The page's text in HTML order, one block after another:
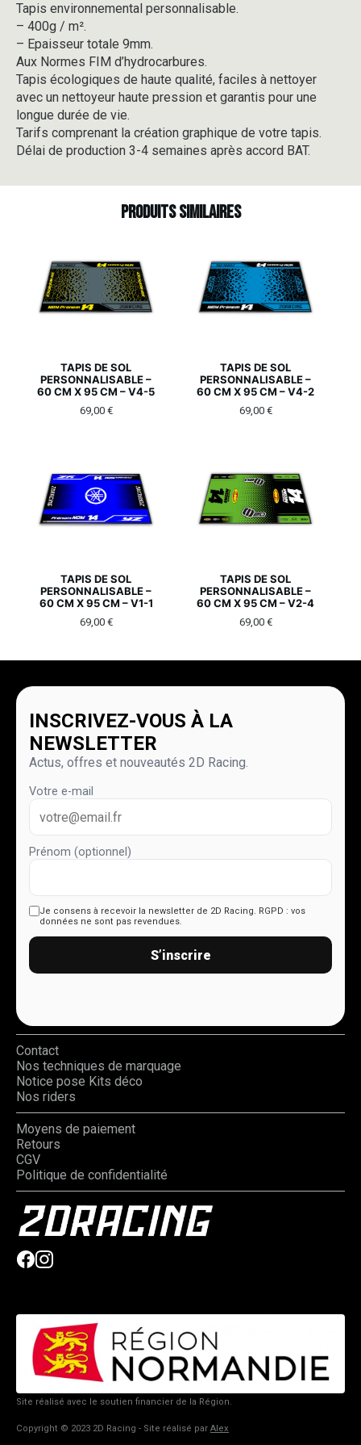
-
V1-
4
Tapis environnemental personnalisable.
– 400g / m².
– Epaisseur totale 9mm.
Aux Normes FIM d’hydrocarbures.
Tapis écologiques de haute qualité, faciles à nettoyer
avec un nettoyeur haute pression et garantis pour une
longue durée de vie.
Tarifs comprenant la création graphique de votre tapis.
Délai de production 3-4 semaines après accord BAT.
Produits similaires
TAPIS DE SOL
PERSONNALISABLE –
60 CM X 95 CM – V4-5
69,00 €
TAPIS DE SOL
PERSONNALISABLE –
60 CM X 95 CM – V4-2
69,00 €
TAPIS DE SOL
PERSONNALISABLE –
60 CM X 95 CM – V1-1
69,00 €
TAPIS DE SOL
PERSONNALISABLE –
60 CM X 95 CM – V2-4
69,00 €
INSCRIVEZ-VOUS À LA
NEWSLETTER
Actus, offres et nouveautés 2D Racing.
Votre e-mail
Prénom (optionnel)
Je consens à recevoir la newsletter de 2D Racing. RGPD : vos
données ne sont pas revendues.
S’inscrire
Contact
Nos techniques de marquage
Notice pose Kits déco
Nos riders
Moyens de paiement
Retours
CGV
Politique de confidentialité
Site réalisé avec le soutien financier de la Région.
Copyright © 2023 2D Racing - Site réalisé par Alex